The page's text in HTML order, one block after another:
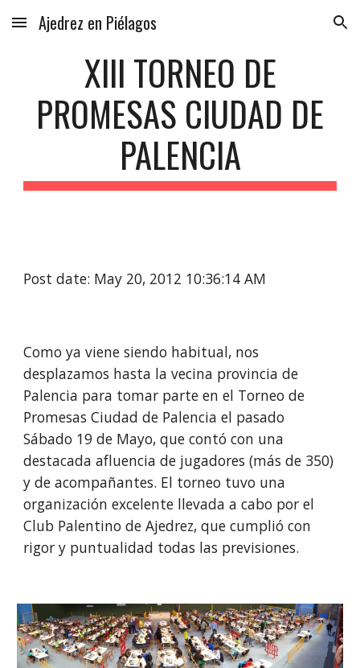
Skip to main content Skip to navigation
Ajedrez en Piélagos
XIII TORNEO DE
PROMESAS CIUDAD DE
PALENCIA
Post date: May 20, 2012 10:36:14 AM
Como ya viene siendo habitual, nos
desplazamos hasta la vecina provincia de
Palencia para tomar parte en el Torneo de
Promesas Ciudad de Palencia el pasado
Sábado 19 de Mayo, que contó con una
destacada afluencia de jugadores (más de 350)
y de acompañantes. El torneo tuvo una
organización excelente llevada a cabo por el
Club Palentino de Ajedrez, que cumplió con
rigor y puntualidad todas las previsiones.